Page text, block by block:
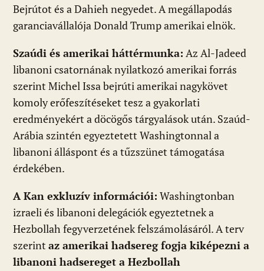
Bejrútot és a Dahieh negyedet. A megállapodás
garanciavállalója Donald Trump amerikai elnök.
Szaúdi és amerikai háttérmunka: Az Al-Jadeed
libanoni csatornának nyilatkozó amerikai forrás
szerint Michel Issa bejrúti amerikai nagykövet
komoly erőfeszítéseket tesz a gyakorlati
eredményekért a döcögős tárgyalások után. Szaúd-
Arábia szintén egyeztetett Washingtonnal a
libanoni álláspont és a tűzszünet támogatása
érdekében.
A Kan exkluzív információi: Washingtonban
izraeli és libanoni delegációk egyeztetnek a
Hezbollah fegyverzetének felszámolásáról. A terv
szerint az amerikai hadsereg fogja kiképezni a
libanoni hadsereget a Hezbollah